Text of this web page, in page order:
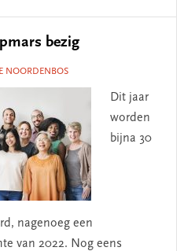
bezig
NOORDENBOS
Dit jaar
worden
bijna 30
nagenoeg een
van 2022. Nog eens